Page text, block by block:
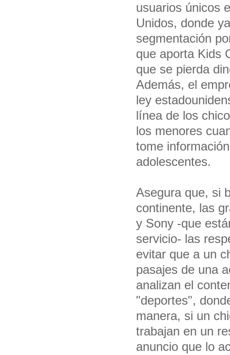
usuarios únicos
Unidos, donde
segmentación
que aporta Kids
que se pierda
Además, el
ley
línea de los
los menores
tome
adolescentes.
Asegura que, si
continente, las
y Sony -que
servicio- las
evitar que a un
pasajes de una
analizan el
"deportes",
manera, si un
trabajan en un
anuncio que lo